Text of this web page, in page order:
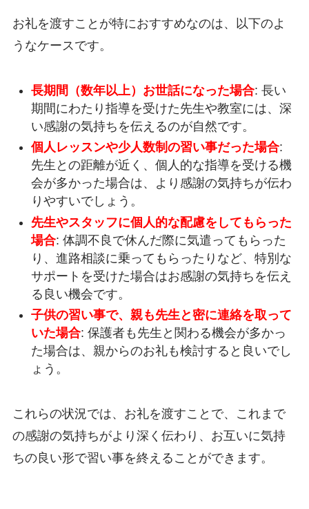
お礼を渡すことが特におすすめなのは、以下のよ
うなケースです。
長期間（数年以上）お世話になった場合: 長い
期間にわたり指導を受けた先生や教室には、深
い感謝の気持ちを伝えるのが自然です。
個人レッスンや少人数制の習い事だった場合:
先生との距離が近く、個人的な指導を受ける機
会が多かった場合は、より感謝の気持ちが伝わ
りやすいでしょう。
先生やスタッフに個人的な配慮をしてもらった
場合: 体調不良で休んだ際に気遣ってもらった
り、進路相談に乗ってもらったりなど、特別な
サポートを受けた場合はお感謝の気持ちを伝え
る良い機会です。
子供の習い事で、親も先生と密に連絡を取って
いた場合: 保護者も先生と関わる機会が多かっ
た場合は、親からのお礼も検討すると良いでし
ょう。
これらの状況では、お礼を渡すことで、これまで
の感謝の気持ちがより深く伝わり、お互いに気持
ちの良い形で習い事を終えることができます。